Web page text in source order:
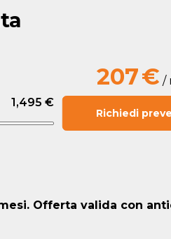
1,495 €
207€ /
Richiedi
Offerta valida con